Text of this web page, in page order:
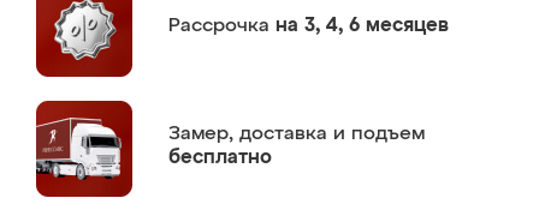
Рассрочка на 3, 4, 6 месяцев
Замер, доставка и подъем
бесплатно